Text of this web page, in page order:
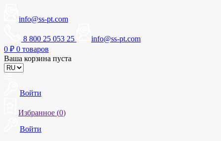
info@ss-pt.com
8 800 25 053 25
info@ss-pt.com
0 ₽ 0 товаров
Ваша корзина пуста
Войти
Избранное (0)
Войти